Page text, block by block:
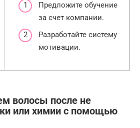
Предложите обучение
за счет компании.
Разработайте систему
мотивации.
волосы после не
или химии с помощью